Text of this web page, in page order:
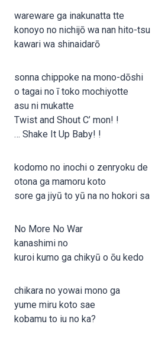
wareware ga inakunatta tte
konoyo no nichijō wa nan hito-tsu
kawari wa shinaidarō
sonna chippoke na mono-dōshi
o tagai no ī toko mochiyotte
asu ni mukatte
Twist and Shout C’ mon! !
… Shake It Up Baby! !
kodomo no inochi o zenryoku de
otona ga mamoru koto
sore ga jiyū to yū na no hokori sa
No More No War
kanashimi no
kuroi kumo ga chikyū o ōu kedo
chikara no yowai mono ga
yume miru koto sae
kobamu to iu no ka?